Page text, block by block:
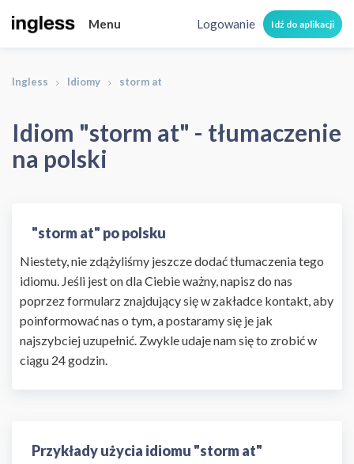
Menu Logowanie Idź do aplikacji
Ingless Idiomy storm at
Idiom "storm at" - tłumaczenie
na polski
"storm at" po polsku
Niestety, nie zdążyliśmy jeszcze dodać tłumaczenia tego
idiomu. Jeśli jest on dla Ciebie ważny, napisz do nas
poprzez formularz znajdujący się w zakładce kontakt, aby
poinformować nas o tym, a postaramy się je jak
najszybciej uzupełnić. Zwykle udaje nam się to zrobić w
ciągu 24 godzin.
Przykłady użycia idiomu "storm at"